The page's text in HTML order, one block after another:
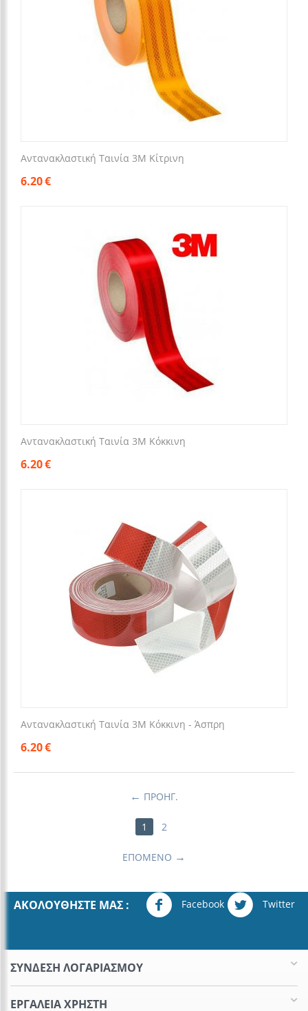
Αντανακλαστική Ταινία 3M Κίτρινη
6.20€
Αντανακλαστική Ταινία 3M Κόκκινη
6.20€
Αντανακλαστική Ταινία 3M Κόκκινη - Άσπρη
6.20€
ΠΡΟΗΓ.
1 2
ΕΠΌΜΕΝΟ
ΑΚΟΛΟΥΘΉΣΤΕ ΜΑΣ : Facebook Twitter
ΣΥΝΔΕΣΗ ΛΟΓΑΡΙΑΣΜΟΥ​
ΕΡΓΑΛΕΊΑ ΧΡΉΣΤΗ